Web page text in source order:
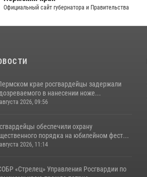
Официальный сайт губернатора и Правительства
крае росгвардейцы задержали
в нанесении ноже...
2026, 09:56
обеспечили охрану
порядка на юбилейном фест...
2026, 11:14
«Стрелец» Управления Росгвардии по